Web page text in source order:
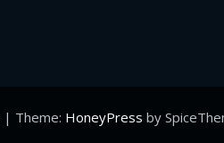
| Theme: HoneyPress by